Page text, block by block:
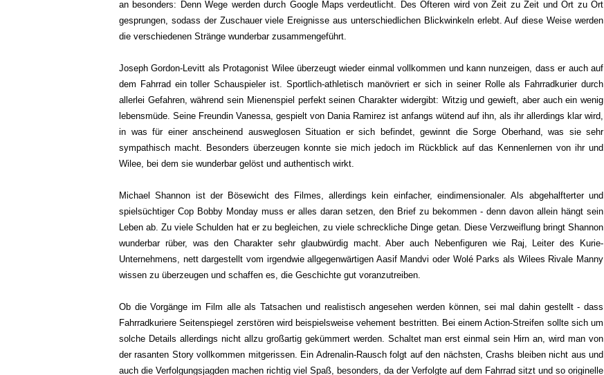
an besonders: Denn Wege werden durch Google Maps verdeutlicht. Des Öfteren wird von Zeit zu Zeit und Ort zu Ort
gesprungen, sodass der Zuschauer viele Ereignisse aus unterschiedlichen Blickwinkeln erlebt. Auf diese Weise werden
die verschiedenen Stränge wunderbar zusammengeführt.
Joseph Gordon-Levitt als Protagonist Wilee überzeugt wieder einmal vollkommen und kann nunzeigen, dass er auch auf
dem Fahrrad ein toller Schauspieler ist. Sportlich-athletisch manövriert er sich in seiner Rolle als Fahrradkurier durch
allerlei Gefahren, während sein Mienenspiel perfekt seinen Charakter widergibt: Witzig und gewieft, aber auch ein wenig
lebensmüde. Seine Freundin Vanessa, gespielt von Dania Ramirez ist anfangs wütend auf ihn, als ihr allerdings klar wird,
in was für einer anscheinend ausweglosen Situation er sich befindet, gewinnt die Sorge Oberhand, was sie sehr
sympathisch macht. Besonders überzeugen konnte sie mich jedoch im Rückblick auf das Kennenlernen von ihr und
Wilee, bei dem sie wunderbar gelöst und authentisch wirkt.
Michael Shannon ist der Bösewicht des Filmes, allerdings kein einfacher, eindimensionaler. Als abgehalfterter und
spielsüchtiger Cop Bobby Monday muss er alles daran setzen, den Brief zu bekommen - denn davon allein hängt sein
Leben ab. Zu viele Schulden hat er zu begleichen, zu viele schreckliche Dinge getan. Diese Verzweiflung bringt Shannon
wunderbar rüber, was den Charakter sehr glaubwürdig macht. Aber auch Nebenfiguren wie Raj, Leiter des Kurie-
Unternehmens, nett dargestellt vom irgendwie allgegenwärtigen Aasif Mandvi oder Wolé Parks als Wilees Rivale Manny
wissen zu überzeugen und schaffen es, die Geschichte gut voranzutreiben.
Ob die Vorgänge im Film alle als Tatsachen und realistisch angesehen werden können, sei mal dahin gestellt - dass
Fahrradkuriere Seitenspiegel zerstören wird beispielsweise vehement bestritten. Bei einem Action-Streifen sollte sich um
solche Details allerdings nicht allzu großartig gekümmert werden. Schaltet man erst einmal sein Hirn an, wird man von
der rasanten Story vollkommen mitgerissen. Ein Adrenalin-Rausch folgt auf den nächsten, Crashs bleiben nicht aus und
auch die Verfolgungsjagden machen richtig viel Spaß, besonders, da der Verfolgte auf dem Fahrrad sitzt und so originelle